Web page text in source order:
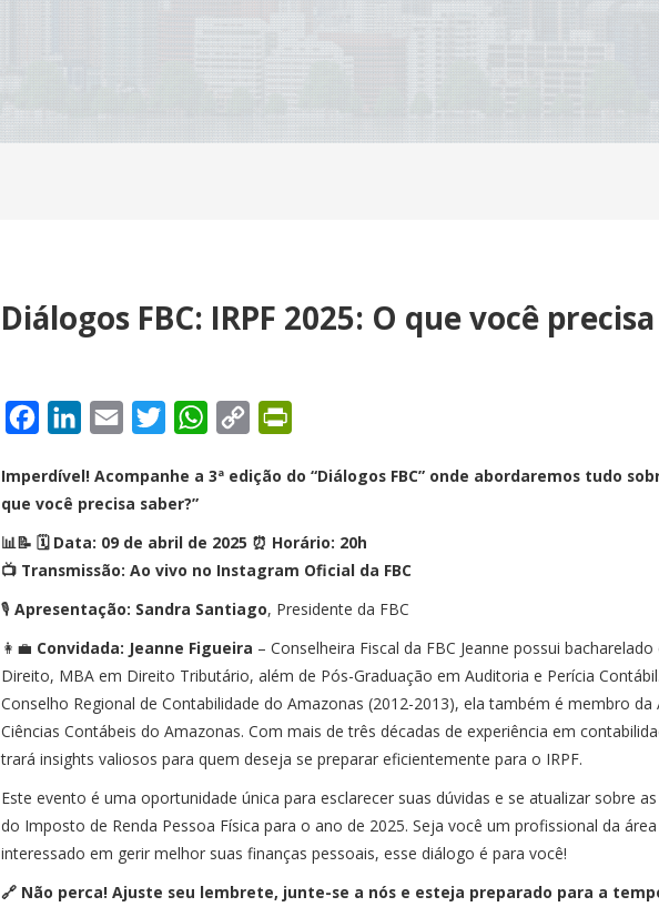
Diálogos FBC: IRPF 2025: O que você
FacebookLinkedIn
Email TwitterWhatsApp
Copy
Imperdível! Acompanhe a 3ª edição do “Diálogos FBC” onde abordaremos tudo
que você precisa saber?”
📊📝 🗓 Data: 09 de abril de 2025 ⏰ Horário: 20h
📺 Transmissão: Ao vivo no Instagram Oficial da FBC
🎙Apresentação: Sandra Santiago, Presidente da FBC
👩‍💼 Convidada: Jeanne Figueira – Conselheira Fiscal da FBC Jeanne possui
Direito, MBA em Direito Tributário, além de Pós-Graduação em Auditoria e Perícia
Conselho Regional de Contabilidade do Amazonas (2012-2013), ela também é membro da
Ciências Contábeis do Amazonas. Com mais de três décadas de experiência em
trará insights valiosos para quem deseja se preparar eficientemente para o IRPF.
Este evento é uma oportunidade única para esclarecer suas dúvidas e se atualizar sobre
do Imposto de Renda Pessoa Física para o ano de 2025. Seja você um profissional da
interessado em gerir melhor suas finanças pessoais, esse diálogo é para você!
🔗 Não perca! Ajuste seu lembrete, junte-se a nós e esteja preparado para a